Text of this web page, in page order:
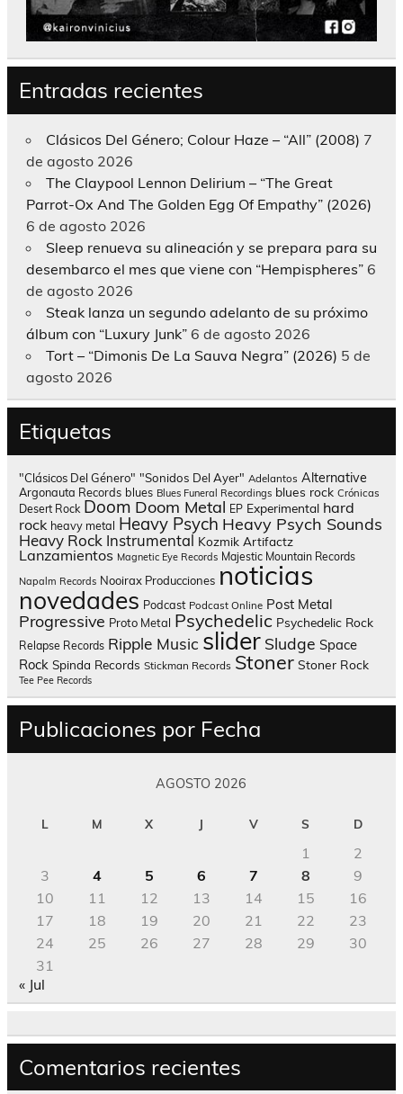
Entradas recientes
Clásicos Del Género; Colour Haze – “All” (2008) 7
de agosto 2026
The Claypool Lennon Delirium – “The Great
Parrot-Ox And The Golden Egg Of Empathy” (2026)
6 de agosto 2026
Sleep renueva su alineación y se prepara para su
desembarco el mes que viene con “Hempispheres” 6
de agosto 2026
Steak lanza un segundo adelanto de su próximo
álbum con “Luxury Junk” 6 de agosto 2026
Tort – “Dimonis De La Sauva Negra” (2026) 5 de
agosto 2026
Etiquetas
"Clásicos Del Género" "Sonidos Del Ayer" Adelantos Alternative
Argonauta Records blues Blues Funeral Recordings blues rock Crónicas
Desert Rock Doom Doom Metal EP Experimental hard
rock heavy metal Heavy Psych Heavy Psych Sounds
Heavy Rock Instrumental Kozmik Artifactz
Lanzamientos Magnetic Eye Records Majestic Mountain Records
Napalm Records Nooirax Producciones noticias
novedades Podcast Podcast Online Post Metal
Progressive Proto Metal Psychedelic Psychedelic Rock
Relapse Records Ripple Music slider Sludge Space
Rock Spinda Records Stickman Records Stoner Stoner Rock
Tee Pee Records
Publicaciones por Fecha
AGOSTO 2026
L M X J V S D
1
2
3
4 5 6 7 8
9
10
11 12 13 14 15
16
17
18 19 20 21 22
23
24
25 26 27 28 29
30
31
« Jul
Comentarios recientes